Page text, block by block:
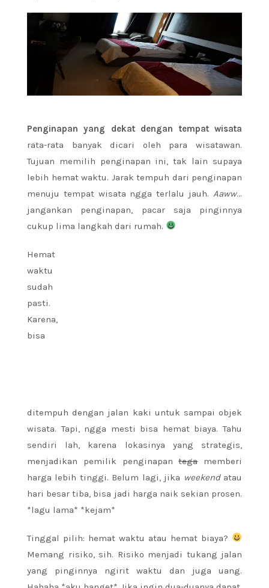
Penginapan yang dekat dengan tempat wisata
rata-rata banyak dicari oleh para wisatawan.
Tujuan memilih penginapan ini, tak lain supaya
lebih hemat waktu. Jarak tempuh dari penginapan
menuju tempat wisata ngga terlalu jauh. Aaww…
jangankan penginapan, pacar saja pinginnya
cukup lima langkah dari rumah.
Hemat
waktu
sudah
pasti.
Karena,
bisa
ditempuh dengan jalan kaki untuk sampai objek
wisata. Tapi, ngga mesti bisa hemat biaya. Tahu
sendiri lah, karena lokasinya yang strategis,
menjadikan pemilik penginapantegamemberi
harga lebih tinggi. Belum lagi, jika weekendatau
hari besar tiba, bisa jadi harga naik sekian prosen.
*lagu lama* *kejam*
Tinggal pilih: hemat waktu atau hemat biaya?
Memang risiko, sih. Risiko menjadi tukang jalan
yang pinginnya ngirit waktu dan juga uang.